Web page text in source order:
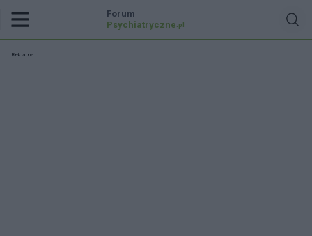
Forum
Psychiatryczne .pl
Reklama: